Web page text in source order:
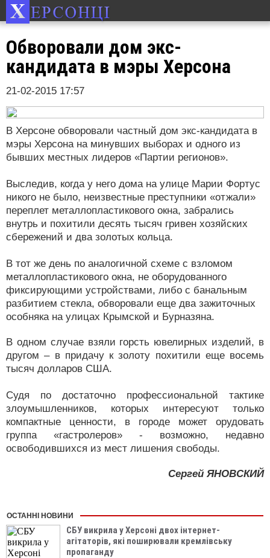
Обворовали дом экс-
кандидата в мэры Херсона
21-02-2015 17:57
В Херсоне обворовали частный дом экс-кандидата в
мэры Херсона на минувших выборах и одного из
бывших местных лидеров «Партии регионов».
Выследив, когда у него дома на улице Марии Фортус
никого не было, неизвестные преступники «отжали»
переплет металлопластикового окна, забрались
внутрь и похитили десять тысяч гривен хозяйских
сбережений и два золотых кольца.
В тот же день по аналогичной схеме с взломом
металлопластикового окна, не оборудованного
фиксирующими устройствами, либо с банальным
разбитием стекла, обворовали еще два зажиточных
особняка на улицах Крымской и Бурназяна.
В одном случае взяли горсть ювелирных изделий, в
другом – в придачу к золоту похитили еще восемь
тысяч долларов США.
Судя по достаточно профессиональной тактике
злоумышленников, которых интересуют только
компактные ценности, в городе может орудовать
группа «гастролеров» - возможно, недавно
освободившихся из мест лишения свободы.
Сергей ЯНОВСКИЙ
ОСТАННІ НОВИНИ
СБУ викрила у Херсоні двох інтернет-
агітаторів, які поширювали кремлівську
пропаганду